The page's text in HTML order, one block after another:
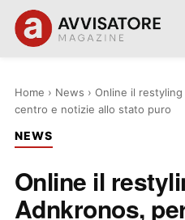
Home › News › Online il
centro e notizie allo stato puro
NEWS
Online il
Adnkronos,